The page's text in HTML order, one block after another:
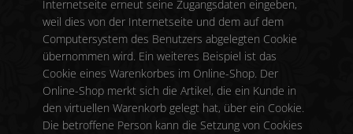
Internetseite erneut seine Zugangsdaten eingeben,
weil dies von der Internetseite und dem auf dem
Computersystem des Benutzers abgelegten Cookie
übernommen wird. Ein weiteres Beispiel ist das
Cookie eines Warenkorbes im Online-Shop. Der
Online-Shop merkt sich die Artikel, die ein Kunde in
den virtuellen Warenkorb gelegt hat, über ein Cookie.
Die betroffene Person kann die Setzung von Cookies